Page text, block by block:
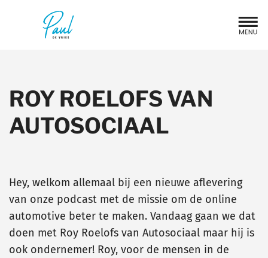
ROY ROELOFS VAN
AUTOSOCIAAL
Hey, welkom allemaal bij een nieuwe aflevering
van onze podcast met de missie om de online
automotive beter te maken. Vandaag gaan we dat
doen met Roy Roelofs van Autosociaal maar hij is
ook ondernemer! Roy, voor de mensen in de